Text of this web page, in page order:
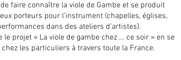
faire connaître la viole de Gambe et se produit
porteurs pour l’instrument (chapelles, églises,
dans des ateliers d’artistes).
le projet « La viole de gambe chez … ce soir » en se
les particuliers à travers toute la France.